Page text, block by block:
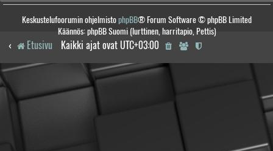
Keskustelufoorumin ohjelmistophpBB® Forum Software © phpBB Limited
Käännös: phpBB Suomi (lurttinen, harritapio, Pettis)
Etusivu Kaikki ajat ovat UTC+03:00